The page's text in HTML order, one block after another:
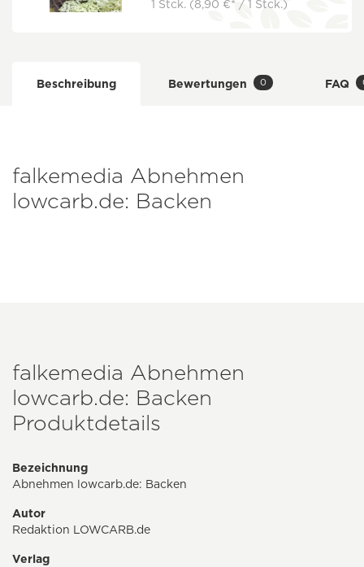
1 Stck. (8,90 €* / 1 Stck.)
Beschreibung Bewertungen 0 FAQ
falkemedia Abnehmen
lowcarb.de: Backen
falkemedia Abnehmen
lowcarb.de: Backen
Produktdetails
Bezeichnung
Abnehmen lowcarb.de: Backen
Autor
Redaktion LOWCARB.de
Verlag